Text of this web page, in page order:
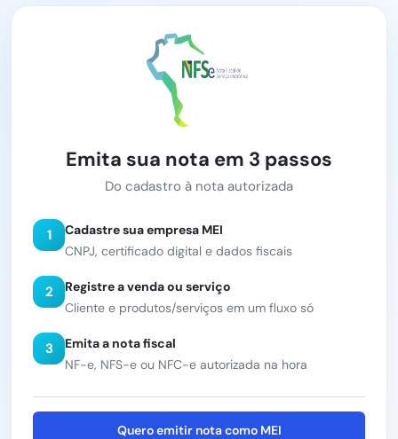
Emita sua nota em 3 passos
Do cadastro à nota autorizada
1
Cadastre sua empresa MEI
CNPJ, certificado digital e dados fiscais
2
Registre a venda ou serviço
Cliente e produtos/serviços em um fluxo só
3
Emita a nota fiscal
NF-e, NFS-e ou NFC-e autorizada na hora
Quero emitir nota como MEI